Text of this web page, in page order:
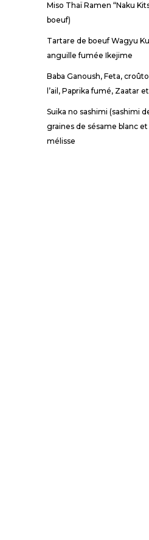
Miso Thaï Ramen “Naku
boeuf)
Tartare de boeuf Wagyu
anguille fumée Ikejime
Baba Ganoush, Feta,
l’ail, Paprika fumé, Zaatar
Suika no sashimi (sashimi
graines de sésame blanc
mélisse